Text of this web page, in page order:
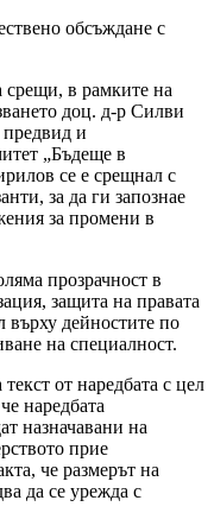
обсъждане с
срещи, в рамките на
доц. д-р Силви
предвид и
„Бъдеще в
се е срещнал с
за да ги запознае
за промени в
прозрачност в
защита на правата
върху дейностите по
на специалност.
от наредбата с цел
наредбата
назначавани на
прие
че размерът на
да се урежда с